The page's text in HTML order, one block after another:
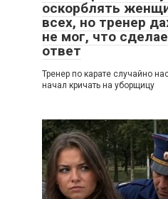
оскорблять
всех, но тренер
не мог, что
ответ
Тренер по карате случайно
начал кричать на уборщицу